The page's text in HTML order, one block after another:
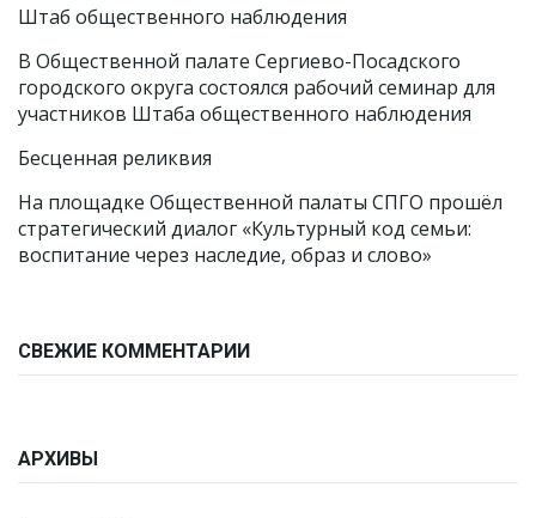
Штаб общественного наблюдения
В Общественной палате Сергиево-Посадского
городского округа состоялся рабочий семинар для
участников Штаба общественного наблюдения
Бесценная реликвия
На площадке Общественной палаты СПГО прошёл
стратегический диалог «Культурный код семьи:
воспитание через наследие, образ и слово»
СВЕЖИЕ КОММЕНТАРИИ
АРХИВЫ